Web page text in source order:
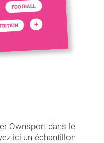
FOOTBALL
+
Ownsport dans le
ici un échantillon